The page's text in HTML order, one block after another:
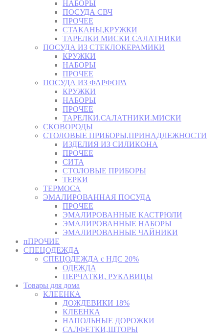
НАБОРЫ
ПОСУДА СВЧ
ПРОЧЕЕ
СТАКАНЫ,КРУЖКИ
ТАРЕЛКИ МИСКИ САЛАТНИКИ
ПОСУДА ИЗ СТЕКЛОКЕРАМИКИ
КРУЖКИ
НАБОРЫ
ПРОЧЕЕ
ПОСУДА ИЗ ФАРФОРА
КРУЖКИ
НАБОРЫ
ПРОЧЕЕ
ТАРЕЛКИ.САЛАТНИКИ.МИСКИ
СКОВОРОДЫ
СТОЛОВЫЕ ПРИБОРЫ,ПРИНАДЛЕЖНОСТИ
ИЗДЕЛИЯ ИЗ СИЛИКОНА
ПРОЧЕЕ
СИТА
СТОЛОВЫЕ ПРИБОРЫ
ТЕРКИ
ТЕРМОСА
ЭМАЛИРОВАННАЯ ПОСУДА
ПРОЧЕЕ
ЭМАЛИРОВАННЫЕ КАСТРЮЛИ
ЭМАЛИРОВАННЫЕ НАБОРЫ
ЭМАЛИРОВАННЫЕ ЧАЙНИКИ
пПРОЧИЕ
СПЕЦОДЕЖДА
СПЕЦОДЕЖДА с НДС 20%
ОДЕЖДА
ПЕРЧАТКИ, РУКАВИЦЫ
Товары для дома
КЛЕЕНКА
ДОЖДЕВИКИ 18%
КЛЕЕНКА
НАПОЛЬНЫЕ ДОРОЖКИ
САЛФЕТКИ,ШТОРЫ